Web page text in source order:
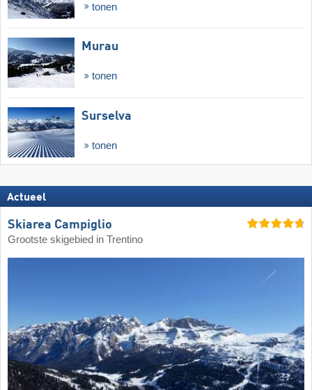
tonen
Murau
tonen
Surselva
tonen
Actueel
Skiarea Campiglio
Grootste skigebied in Trentino